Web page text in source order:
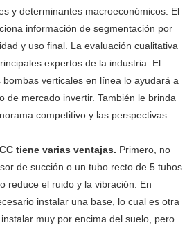
y determinantes macroeconómicos. El
información de segmentación por
y uso final. La evaluación cualitativa
expertos de la industria. El
verticales en línea lo ayudará a
de mercado invertir. También le brinda
competitivo y las perspectivas
tiene varias ventajas. Primero, no
de succión o un tubo recto de 5 tubos
reduce el ruido y la vibración. En
instalar una base, lo cual es otra
muy por encima del suelo, pero